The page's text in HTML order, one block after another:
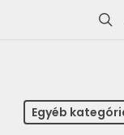
Egyéb